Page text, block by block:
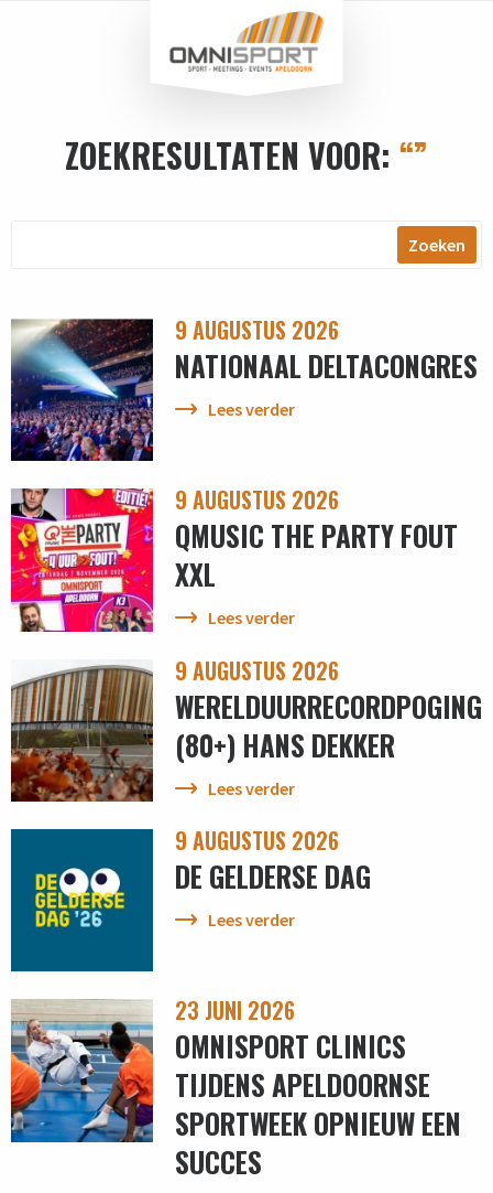
ZOEKRESULTATEN VOOR: “”
Zoeken
9 AUGUSTUS 2026
NATIONAAL DELTACONGRES
Lees verder
9 AUGUSTUS 2026
QMUSIC THE PARTY FOUT
XXL
Lees verder
9 AUGUSTUS 2026
WERELDUURRECORDPOGING
(80+) HANS DEKKER
Lees verder
9 AUGUSTUS 2026
DE GELDERSE DAG
Lees verder
23 JUNI 2026
OMNISPORT CLINICS
TIJDENS APELDOORNSE
SPORTWEEK OPNIEUW EEN
SUCCES